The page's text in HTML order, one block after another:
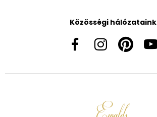
Közösségi hálózataink